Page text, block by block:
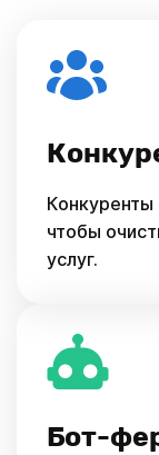
чтобы
услуг.
Бот-